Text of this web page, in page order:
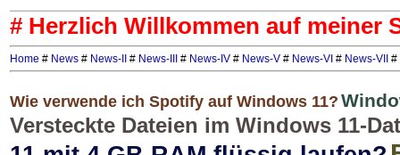
# Herzlich Willkommen auf meiner
Home # News # News-II # News-III # News-IV # News-V # News-VI # News-VII #
Wie verwende ich Spotify auf Windows 11?
Versteckte Dateien im Windows 11-